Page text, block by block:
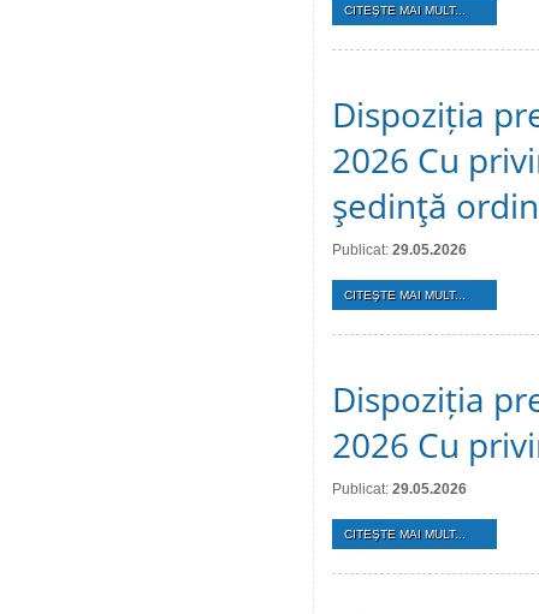
CITEŞTE MAI MULT...
Dispoziția
2026 Cu
şedinţă
Publicat: 29.05.2026
CITEŞTE MAI MULT...
Dispoziția
2026 Cu
Publicat: 29.05.2026
CITEŞTE MAI MULT...